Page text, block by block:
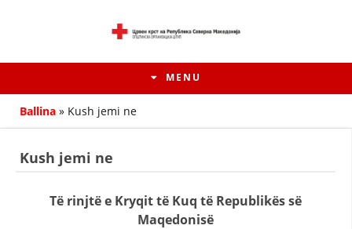
MENU
Ballina » Kush jemi ne
Kush jemi ne
Të rinjtë e Kryqit të Kuq të Republikës së
Maqedonisë